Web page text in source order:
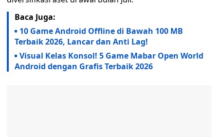
Baca Juga:
10 Game Android Offline di Bawah 100 MB
Terbaik 2026, Lancar dan Anti Lag!
Visual Kelas Konsol! 5 Game Mabar Open World
Android dengan Grafis Terbaik 2026